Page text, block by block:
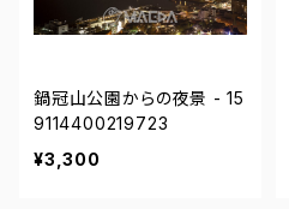
鍋冠山公園からの夜景 - 15
9114400219723
¥3,300